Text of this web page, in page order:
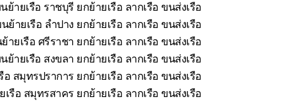
ย้ายเรือ ราชบุรี ยกย้ายเรือ ลากเรือ ขนส่งเรือ
ย้ายเรือ ลำปาง ยกย้ายเรือ ลากเรือ ขนส่งเรือ
ายเรือ ศรีราชา ยกย้ายเรือ ลากเรือ ขนส่งเรือ
ย้ายเรือ สงขลา ยกย้ายเรือ ลากเรือ ขนส่งเรือ
สมุทรปราการ ยกย้ายเรือ ลากเรือ ขนส่งเรือ
รือ สมุทรสาคร ยกย้ายเรือ ลากเรือ ขนส่งเรือ